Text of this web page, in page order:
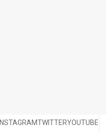
INSTAGRAMTWITTERYOUTUBE